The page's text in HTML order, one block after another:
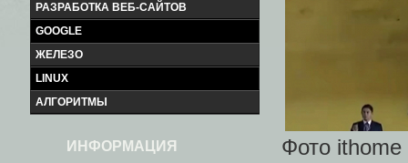
РАЗРАБОТКА ВЕБ-САЙТОВ
GOOGLE
ЖЕЛЕЗО
LINUX
АЛГОРИТМЫ
ИНФОРМАЦИЯ
Фото ithome